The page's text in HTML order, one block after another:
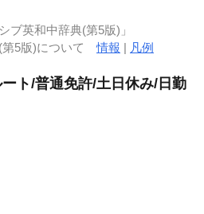
ブ英和中辞典(第5版)」
(第5版)について情報 | 凡例
ト/普通免許/土日休み/日勤